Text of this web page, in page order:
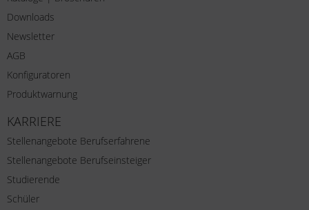
Downloads
Newsletter
AGB
Konfiguratoren
Produktwarnung
KARRIERE
Stellenangebote Berufserfahrene
Stellenangebote Berufseinsteiger
Studierende
Schüler